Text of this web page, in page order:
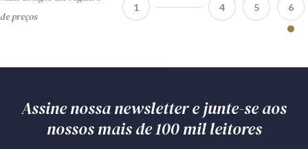
Zênite in Company
de preços
1 4 5 6
Assine nossa newsletter e junte-se aos
nossos mais de 100 mil leitores